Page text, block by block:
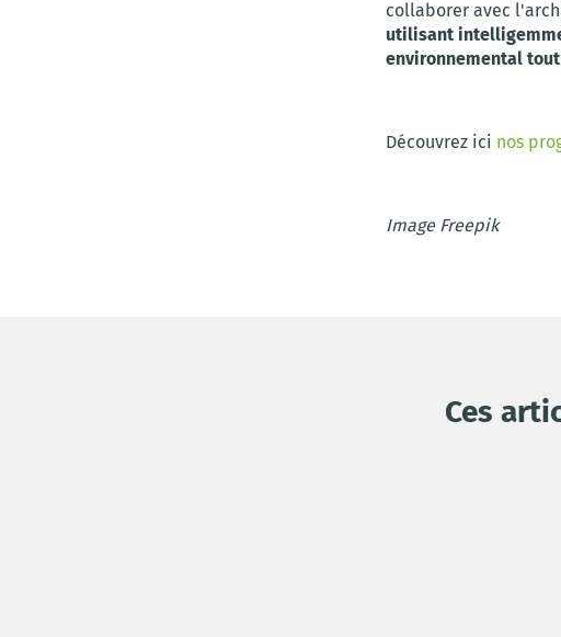
collaborer avec
utilisant
environnemental
Découvrez ici nos
Image Freepik
Ces